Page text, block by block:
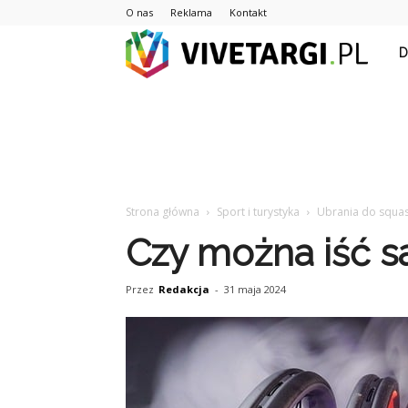
O nas Reklama Kontakt
Strona główna Sport i turystyka Ubrania do
Czy można iść
Przez Redakcja - 31 maja 2024